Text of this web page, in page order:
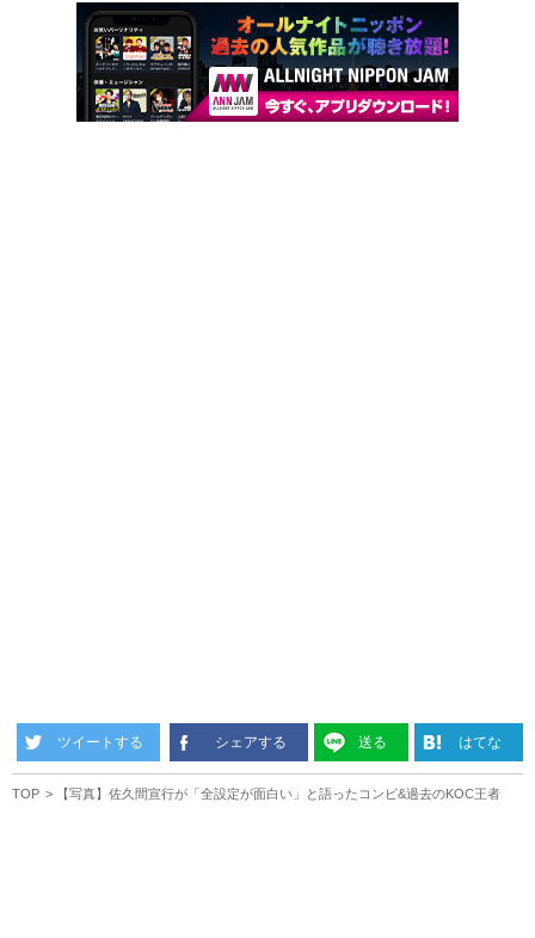
ツイートする シェアする 送る はてな
TOP 【写真】佐久間宣行が「全設定が面白い」と語ったコンビ&過去のKOC王者